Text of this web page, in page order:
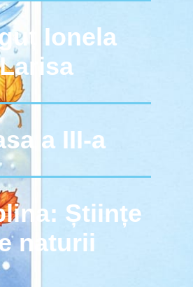
Ionela
Larisa
a III-a
Științe
naturii